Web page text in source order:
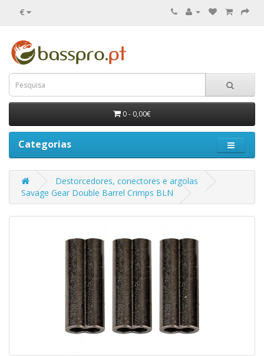
€
0 - 0,00€
Categorias
Destorcedores, conectores e argolas
Savage Gear Double Barrel Crimps BLN